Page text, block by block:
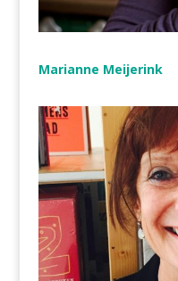
Marianne Meijerink